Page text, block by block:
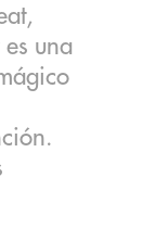
una